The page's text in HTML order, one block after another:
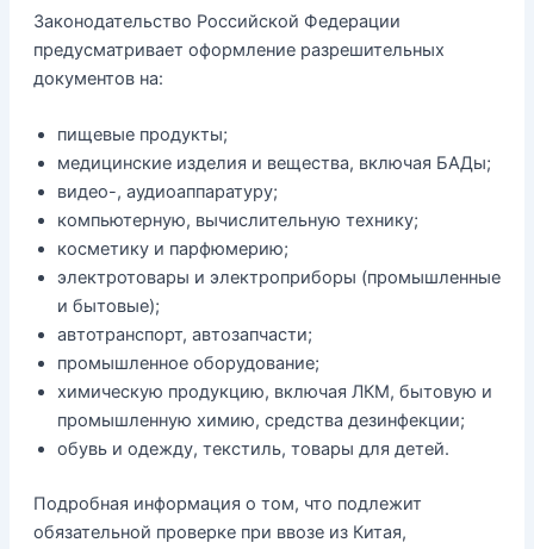
Законодательство Российской Федерации
предусматривает оформление разрешительных
документов на:
пищевые продукты;
медицинские изделия и вещества, включая БАДы;
видео-, аудиоаппаратуру;
компьютерную, вычислительную технику;
косметику и парфюмерию;
электротовары и электроприборы (промышленные
и бытовые);
автотранспорт, автозапчасти;
промышленное оборудование;
химическую продукцию, включая ЛКМ, бытовую и
промышленную химию, средства дезинфекции;
обувь и одежду, текстиль, товары для детей.
Подробная информация о том, что подлежит
обязательной проверке при ввозе из Китая,